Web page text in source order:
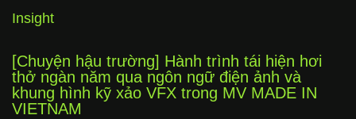
Insight
[Chuyện hậu trường] Hành trình tái hiện hơi
thở ngàn năm qua ngôn ngữ điện ảnh và
khung hình kỹ xảo VFX trong MV MADE IN
VIETNAM